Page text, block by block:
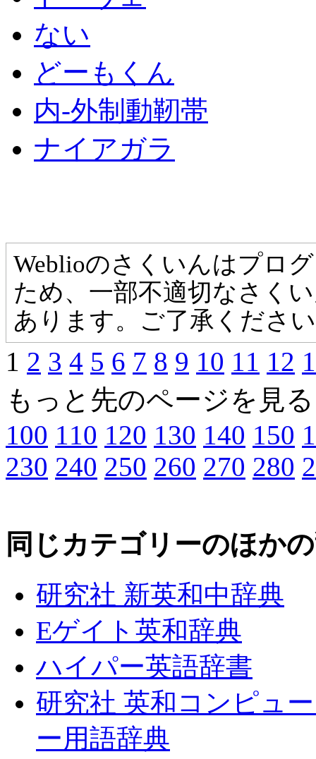
ない
どーもくん
内‐外制動靭帯
ナイアガラ
Weblioのさくいんはプロ
ため、一部不適切なさく
あります。ご了承くださ
1 2 3 4 5 6 7 8 9 10 11 12
もっと先のページを見
100 110 120 130 140 150
230 240 250 260 270 280
同じカテゴリーのほか
研究社 新英和中辞典
Eゲイト英和辞典
ハイパー英語辞書
研究社 英和コンピュ
ー用語辞典